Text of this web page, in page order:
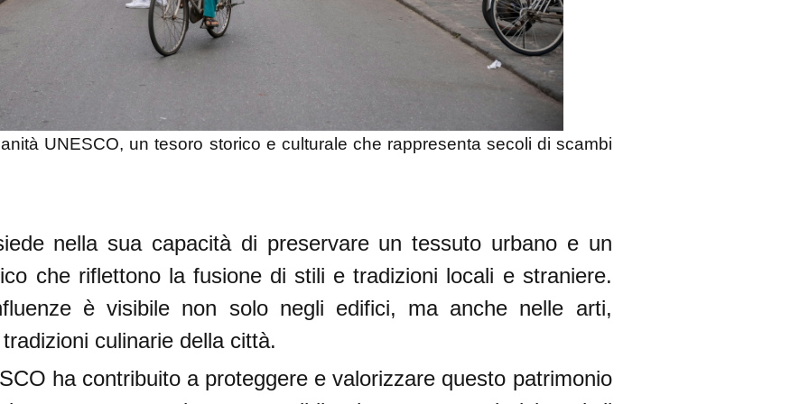
UNESCO, un tesoro storico e culturale che rappresenta secoli di scambi
nella sua capacità di preservare un tessuto urbano e un
che riflettono la fusione di stili e tradizioni locali e straniere.
è visibile non solo negli edifici, ma anche nelle arti,
culinarie della città.
ha contribuito a proteggere e valorizzare questo patrimonio